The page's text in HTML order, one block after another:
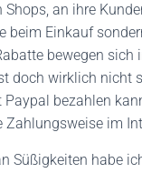
Shops, an ihre
beim Einkauf
bewegen sich
doch wirklich nicht
bezahlen
Zahlungsweise im
Süßigkeiten habe